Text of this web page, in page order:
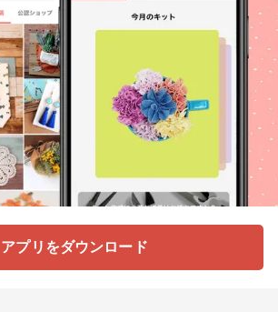
アプリをダウンロード